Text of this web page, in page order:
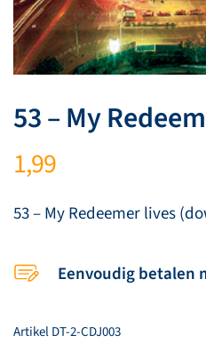
53 – My
1,99
53 – My Redeemer lives
Eenvoudig betalen
ArtikelDT-2-CDJ003